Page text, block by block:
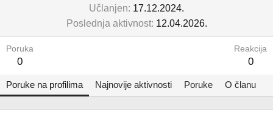
Učlanjen 17.12.2024.
Poslednja aktivnost 12.04.2026.
Poruka
0
Reakcija
0
Poruke na profilima Najnovije aktivnosti Poruke O članu